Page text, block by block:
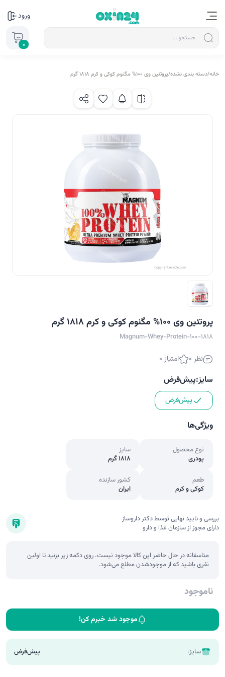
ورود
0
خانه/دسته بندی نشده/پروتئین وی 100% مگنوم کوکی و کرم 1818 گرم
پروتئین وی 100% مگنوم کوکی و کرم 1818 گرم
Magnum-Whey-Protein-100-1818
نظر 0 امتیاز 0
سایز:پیش‌فرض
پیش‌فرض
ویژگی‌ها
نوع محصول
پودری
سایز
1818 گرم
طعم
کوکی و کرم
کشور سازنده
ایران
بررسی و تایید نهایی توسط دکتر داروساز
دارای مجوز از سازمان غذا و دارو
متاسفانه در حال حاضر این کالا موجود نیست. روی دکمه زیر بزنید تا اولین
نفری باشید که از موجودشدن مطلع می‌شود.
ناموجود
موجود شد خبرم کن!
سایز: پیش‌فرض